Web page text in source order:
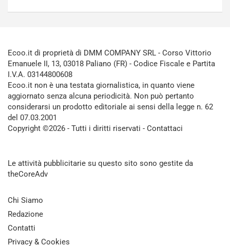
Ecoo.it di proprietà di DMM COMPANY SRL - Corso Vittorio
Emanuele II, 13, 03018 Paliano (FR) - Codice Fiscale e Partita
I.V.A. 03144800608
Ecoo.it non è una testata giornalistica, in quanto viene
aggiornato senza alcuna periodicità. Non può pertanto
considerarsi un prodotto editoriale ai sensi della legge n. 62
del 07.03.2001
Copyright ©2026 - Tutti i diritti riservati - Contattaci
Le attività pubblicitarie su questo sito sono gestite da
theCoreAdv
Chi Siamo
Redazione
Contatti
Privacy & Cookies